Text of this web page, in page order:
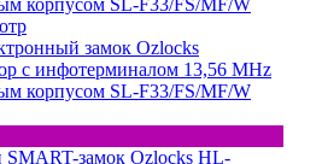
замок Ozlocks
с инфотерминалом 13,56 MHz
корпусом SL-F33/FS/MF/W